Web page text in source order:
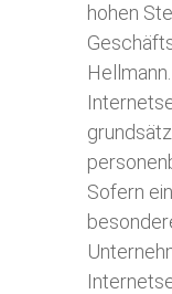
hohen
Sofern